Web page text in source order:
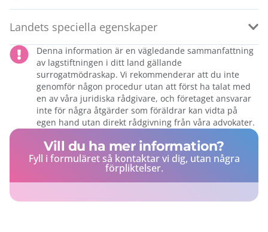
Landets speciella egenskaper
Denna information är en vägledande sammanfattning
av lagstiftningen i ditt land gällande
surrogatmödraskap. Vi rekommenderar att du inte
genomför någon procedur utan att först ha talat med
en av våra juridiska rådgivare, och företaget ansvarar
inte för några åtgärder som föräldrar kan vidta på
egen hand utan direkt rådgivning från våra advokater.
Vill du ha mer information?
Fyll i formuläret så kontaktar vi dig, utan några
förpliktelser.